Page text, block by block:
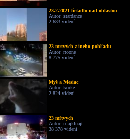
23.2.2021 lietadlo nad oblastou
Autor: stardance
2 683 videní
23 mrtvých z ineho pohľadu
Autor: noone
8 775 videní
Myš a Mesiac
Autor: korke
2 824 videní
23 mŕtvych
Autor: majklnajt
38 378 videní